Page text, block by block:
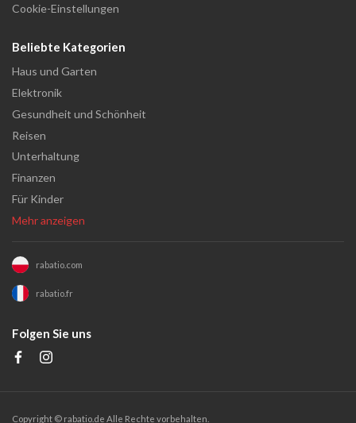
Cookie-Einstellungen
Beliebte Kategorien
Haus und Garten
Elektronik
Gesundheit und Schönheit
Reisen
Unterhaltung
Finanzen
Für Kinder
Mehr anzeigen
rabatio.com
rabatio.fr
Folgen Sie uns
Copyright © rabatio.de Alle Rechte vorbehalten.